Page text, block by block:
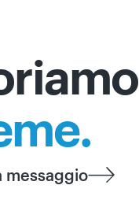
messaggio